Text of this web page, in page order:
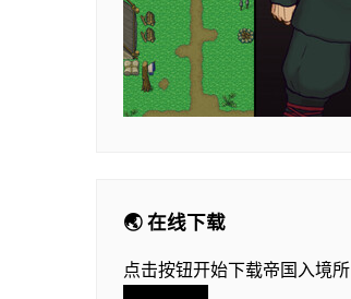
🌏 在线下载
点击按钮开始下载帝国入境所